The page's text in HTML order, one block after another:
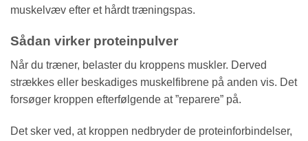
muskelvæv efter et hårdt træningspas.
Sådan virker proteinpulver
Når du træner, belaster du kroppens muskler. Derved
strækkes eller beskadiges muskelfibrene på anden vis. Det
forsøger kroppen efterfølgende at ”reparere” på.
Det sker ved, at kroppen nedbryder de proteinforbindelser,